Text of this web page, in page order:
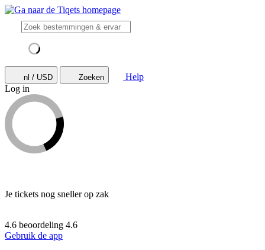
nl / USD Zoeken
Help
Log in
Je tickets nog sneller op zak
4.6 beoordeling 4.6
Gebruik de app